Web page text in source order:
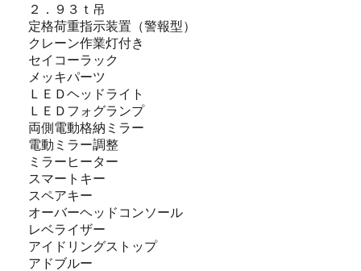
２．９３ｔ吊
定格荷重指示装置（警報型）
クレーン作業灯付き
セイコーラック
メッキパーツ
ＬＥＤヘッドライト
ＬＥＤフォグランプ
両側電動格納ミラー
電動ミラー調整
ミラーヒーター
スマートキー
スペアキー
オーバーヘッドコンソール
レベライザー
アイドリングストップ
アドブルー